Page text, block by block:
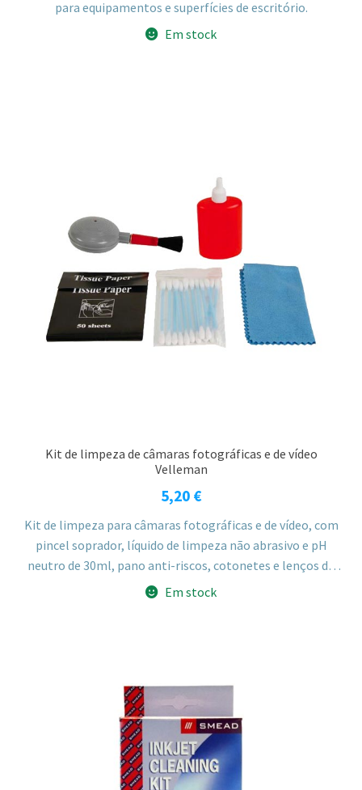
para equipamentos e superfícies de escritório.
Em stock
Kit de limpeza de câmaras fotográficas e de vídeo
Velleman
5,20 €
Kit de limpeza para câmaras fotográficas e de vídeo, com
pincel soprador, líquido de limpeza não abrasivo e pH
neutro de 30ml, pano anti-riscos, cotonetes e lenços de
papel, indicado para a limpeza de lentes e outras peças
Em stock